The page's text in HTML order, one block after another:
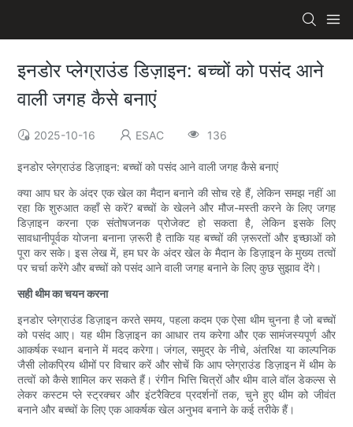
इनडोर प्लेग्राउंड डिज़ाइन: बच्चों को पसंद आने
वाली जगह कैसे बनाएं
2025-10-16 ESAC 136
इनडोर प्लेग्राउंड डिज़ाइन: बच्चों को पसंद आने वाली जगह कैसे बनाएं
क्या आप घर के अंदर एक खेल का मैदान बनाने की सोच रहे हैं, लेकिन समझ नहीं आ
रहा कि शुरुआत कहाँ से करें? बच्चों के खेलने और मौज-मस्ती करने के लिए जगह
डिज़ाइन करना एक संतोषजनक प्रोजेक्ट हो सकता है, लेकिन इसके लिए
सावधानीपूर्वक योजना बनाना ज़रूरी है ताकि यह बच्चों की ज़रूरतों और इच्छाओं को
पूरा कर सके। इस लेख में, हम घर के अंदर खेल के मैदान के डिज़ाइन के मुख्य तत्वों
पर चर्चा करेंगे और बच्चों को पसंद आने वाली जगह बनाने के लिए कुछ सुझाव देंगे।
सही थीम का चयन करना
इनडोर प्लेग्राउंड डिज़ाइन करते समय, पहला कदम एक ऐसा थीम चुनना है जो बच्चों
को पसंद आए। यह थीम डिज़ाइन का आधार तय करेगा और एक सामंजस्यपूर्ण और
आकर्षक स्थान बनाने में मदद करेगा। जंगल, समुद्र के नीचे, अंतरिक्ष या काल्पनिक
जैसी लोकप्रिय थीमों पर विचार करें और सोचें कि आप प्लेग्राउंड डिज़ाइन में थीम के
तत्वों को कैसे शामिल कर सकते हैं। रंगीन भित्ति चित्रों और थीम वाले वॉल डेकल्स से
लेकर कस्टम प्ले स्ट्रक्चर और इंटरैक्टिव प्रदर्शनों तक, चुने हुए थीम को जीवंत
बनाने और बच्चों के लिए एक आकर्षक खेल अनुभव बनाने के कई तरीके हैं।